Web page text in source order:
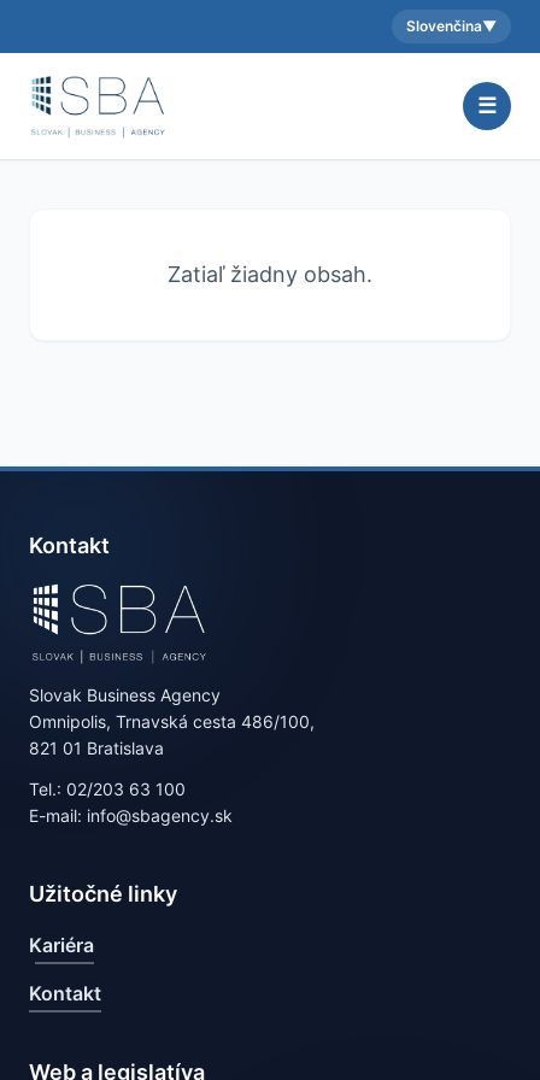
Aktuálny jazyk:
Slovenčina▼
☰
Zatiaľ žiadny obsah.
Kontakt
Slovak Business Agency
Omnipolis, Trnavská cesta 486/100,
821 01 Bratislava
Tel.: 02/203 63 100
E-mail: info@sbagency.sk
Užitočné linky
Kariéra
Kontakt
Web a legislatíva